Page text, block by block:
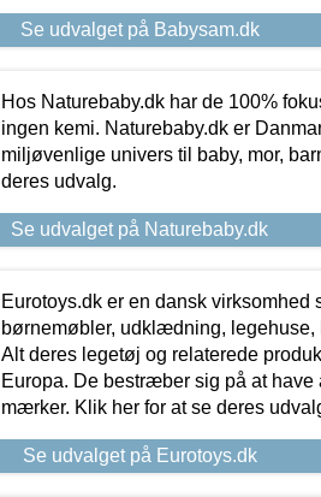
Se udvalget på Babysam.dk
Hos Naturebaby.dk har de 100%
ingen kemi. Naturebaby.dk er
miljøvenlige univers til baby, mor,
deres udvalg.
Se udvalget på Naturebaby.dk
Eurotoys.dk er en dansk virksomhed
børnemøbler, udklædning, legehuse,
Alt deres legetøj og relaterede
Europa. De bestræber sig på at
mærker. Klik her for at se deres
Se udvalget på Eurotoys.dk